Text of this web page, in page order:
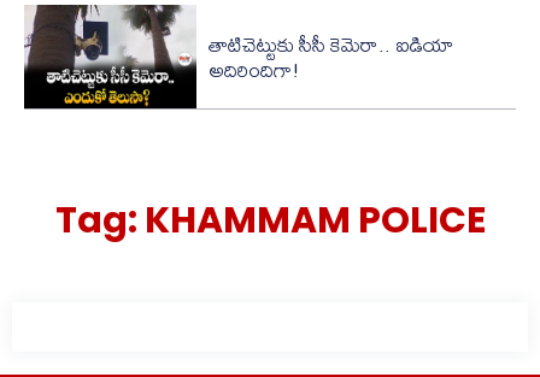
తాటిచెట్టుకు సీసీ కెమెరా.. ఐడియా
అదిరిందిగా!
Tag: KHAMMAM POLICE